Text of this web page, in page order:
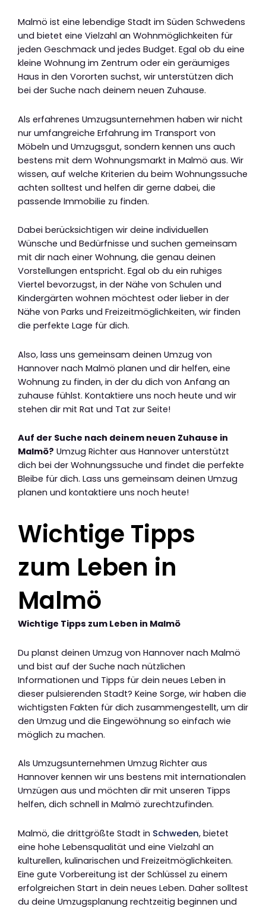
Malmö ist eine lebendige Stadt im Süden Schwedens
und bietet eine Vielzahl an Wohnmöglichkeiten für
jeden Geschmack und jedes Budget. Egal ob du eine
kleine Wohnung im Zentrum oder ein geräumiges
Haus in den Vororten suchst, wir unterstützen dich
bei der Suche nach deinem neuen Zuhause.
Als erfahrenes Umzugsunternehmen haben wir nicht
nur umfangreiche Erfahrung im Transport von
Möbeln und Umzugsgut, sondern kennen uns auch
bestens mit dem Wohnungsmarkt in Malmö aus. Wir
wissen, auf welche Kriterien du beim Wohnungssuche
achten solltest und helfen dir gerne dabei, die
passende Immobilie zu finden.
Dabei berücksichtigen wir deine individuellen
Wünsche und Bedürfnisse und suchen gemeinsam
mit dir nach einer Wohnung, die genau deinen
Vorstellungen entspricht. Egal ob du ein ruhiges
Viertel bevorzugst, in der Nähe von Schulen und
Kindergärten wohnen möchtest oder lieber in der
Nähe von Parks und Freizeitmöglichkeiten, wir finden
die perfekte Lage für dich.
Also, lass uns gemeinsam deinen Umzug von
Hannover nach Malmö planen und dir helfen, eine
Wohnung zu finden, in der du dich von Anfang an
zuhause fühlst. Kontaktiere uns noch heute und wir
stehen dir mit Rat und Tat zur Seite!
Auf der Suche nach deinem neuen Zuhause in
Malmö? Umzug Richter aus Hannover unterstützt
dich bei der Wohnungssuche und findet die perfekte
Bleibe für dich. Lass uns gemeinsam deinen Umzug
planen und kontaktiere uns noch heute!
Wichtige Tipps
zum Leben in
Malmö
Wichtige Tipps zum Leben in Malmö
Du planst deinen Umzug von Hannover nach Malmö
und bist auf der Suche nach nützlichen
Informationen und Tipps für dein neues Leben in
dieser pulsierenden Stadt? Keine Sorge, wir haben die
wichtigsten Fakten für dich zusammengestellt, um dir
den Umzug und die Eingewöhnung so einfach wie
möglich zu machen.
Als Umzugsunternehmen Umzug Richter aus
Hannover kennen wir uns bestens mit internationalen
Umzügen aus und möchten dir mit unseren Tipps
helfen, dich schnell in Malmö zurechtzufinden.
Malmö, die drittgrößte Stadt in Schweden, bietet
eine hohe Lebensqualität und eine Vielzahl an
kulturellen, kulinarischen und Freizeitmöglichkeiten.
Eine gute Vorbereitung ist der Schlüssel zu einem
erfolgreichen Start in dein neues Leben. Daher solltest
du deine Umzugsplanung rechtzeitig beginnen und